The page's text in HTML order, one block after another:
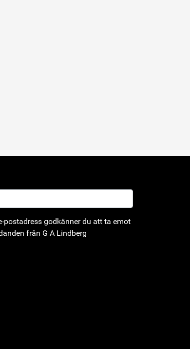
postadress godkänner du att ta emot
från G A Lindberg